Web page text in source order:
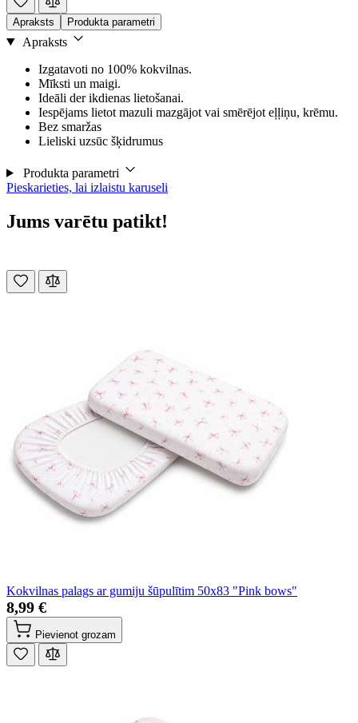
Apraksts Produkta parametri
Apraksts
Izgatavoti no 100% kokvilnas.
Mīksti un maigi.
Ideāli der ikdienas lietošanai.
Iespējams lietot mazuli mazgājot vai smērējot eļļiņu, krēmu.
Bez smaržas
Lieliski uzsūc šķidrumus
Produkta parametri
Pieskarieties, lai izlaistu karuseli
Jums varētu patikt!
Kokvilnas palags ar gumiju šūpulītim 50x83 "Pink bows"
8,99 €
Pievienot grozam